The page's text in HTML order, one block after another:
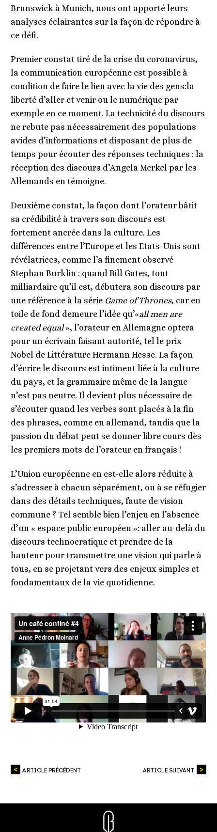
Brunswick à Munich, nous ont apporté leurs
analyses éclairantes sur la façon de répondre à
ce défi.
Premier constat tiré de la crise du coronavirus,
la communication européenne est possible à
condition de faire le lien avec la vie des gens:la
liberté d’aller et venir ou le numérique par
exemple en ce moment. La technicité du discours
ne rebute pas nécessairement des populations
avides d’informations et disposant de plus de
temps pour écouter des réponses techniques : la
réception des discours d’Angela Merkel par les
Allemands en témoigne.
Deuxième constat, la façon dont l’orateur bâtit
sa crédibilité à travers son discours est
fortement ancrée dans la culture. Les
différences entre l’Europe et les Etats-Unis sont
révélatrices, comme l’a finement observé
Stephan Burklin : quand Bill Gates, tout
milliardaire qu’il est, débutera son discours par
une référence à la série Game of Thrones, car en
toile de fond demeure l’idée qu’«all men are
created equal», l’orateur en Allemagne optera
pour un écrivain faisant autorité, tel le prix
Nobel de Littérature Hermann Hesse. La façon
d’écrire le discours est intiment liée à la culture
du pays, et la grammaire même de la langue
n’est pas neutre. Il devient plus nécessaire de
s’écouter quand les verbes sont placés à la fin
des phrases, comme en allemand, tandis que la
passion du débat peut se donner libre cours dès
les premiers mots de l’orateur en français !
L’Union européenne en est-elle alors réduite à
s’adresser à chacun séparément, ou à se réfugier
dans des détails techniques, faute de vision
commune ? Tel semble bien l’enjeu en l’absence
d’un « espace public européen »: aller au-delà du
discours technocratique et prendre de la
hauteur pour transmettre une vision qui parle à
tous, en se projetant vers des enjeux simples et
fondamentaux de la vie quotidienne.
ARTICLE PRÉCÉDENT ARTICLE SUIVANT